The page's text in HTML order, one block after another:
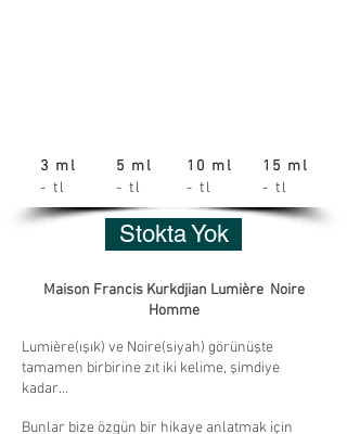
3 ml
- tl
5 ml
- tl
10 ml
- tl
15 ml
- tl
Stokta Yok
Maison Francis Kurkdjian Lumière Noire
Homme
Lumière(ışık) ve Noire(siyah) görünüşte
tamamen birbirine zıt iki kelime, şimdiye
kadar…
Bunlar bize özgün bir hikaye anlatmak için